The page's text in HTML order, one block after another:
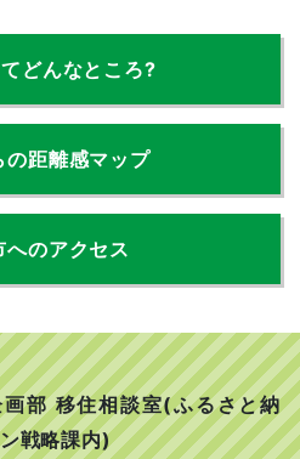
どんなところ?
の距離感マップ
へのアクセス
部 移住相談室(ふるさと納
戦略課内)